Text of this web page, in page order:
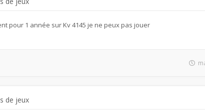
pour 1 année sur Kv 4145 je ne peux pas jouer
de jeux